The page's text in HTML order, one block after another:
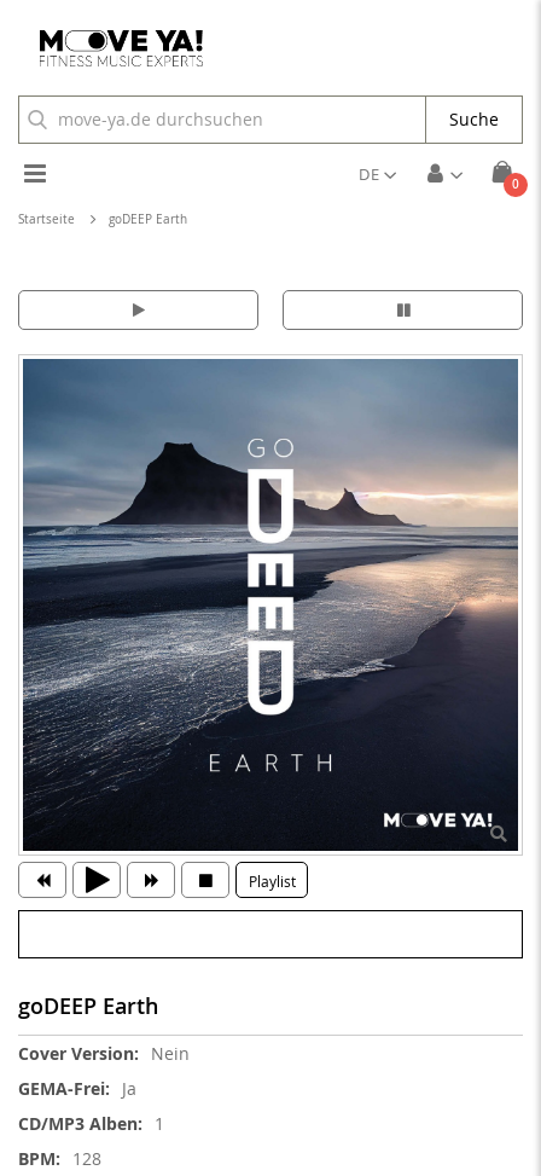
Cart
0
Toggle
Nav
DE
Suche
Startseite goDEEP Earth
Playlist
goDEEP Earth
Weitere
Nein
Ja
1
128